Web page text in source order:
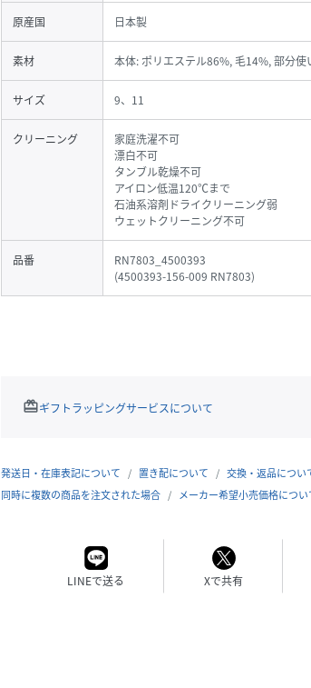
原産国 日本製
素材 本体: ポリエステル86%, 毛14%, 部分
サイズ 9、11
クリーニング
家庭洗濯不可
漂白不可
タンブル乾燥不可
アイロン低温120℃まで
石油系溶剤ドライクリーニング弱
ウェットクリーニング不可
品番
RN7803_4500393
(4500393-156-009 RN7803)
redeemギフトラッピングサービスについて
発送日・在庫表記について 置き配について
交換・返品につい
同時に複数の商品を注文された場合
メーカー希望小売価格につい
LINEで送る Xで共有